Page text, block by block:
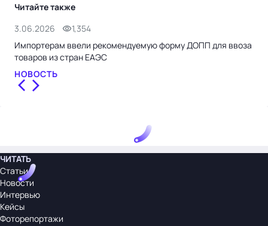
Читайте также
3.06.2026
1,354
Импортерам ввели рекомендуемую форму ДОПП для ввоза
товаров из стран ЕАЭС
НОВОСТЬ
ЧИТАТЬ
Статьи
Новости
Интервью
Кейсы
Фоторепортажи